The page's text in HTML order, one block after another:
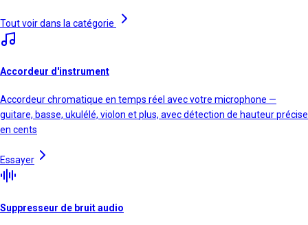
Tout voir dans la catégorie
Accordeur d'instrument
Accordeur chromatique en temps réel avec votre microphone —
guitare, basse, ukulélé, violon et plus, avec détection de hauteur précise
en cents
Essayer
Suppresseur de bruit audio